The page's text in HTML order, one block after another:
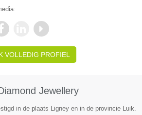
VOLLEDIG PROFIEL
Jewellery
in de plaats Ligney en in de provincie Luik.